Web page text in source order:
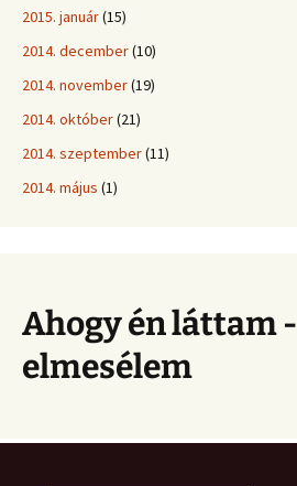
2015. január(15)
2014. december(10)
2014. november(19)
2014. október(21)
2014. szeptember(11)
2014. május (1)
Ahogy én láttam -
elmesélem